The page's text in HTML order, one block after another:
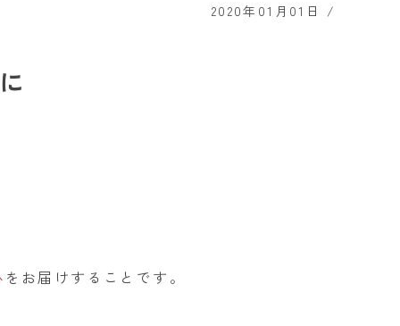
2020年01月01日 /
をお届けすることです。